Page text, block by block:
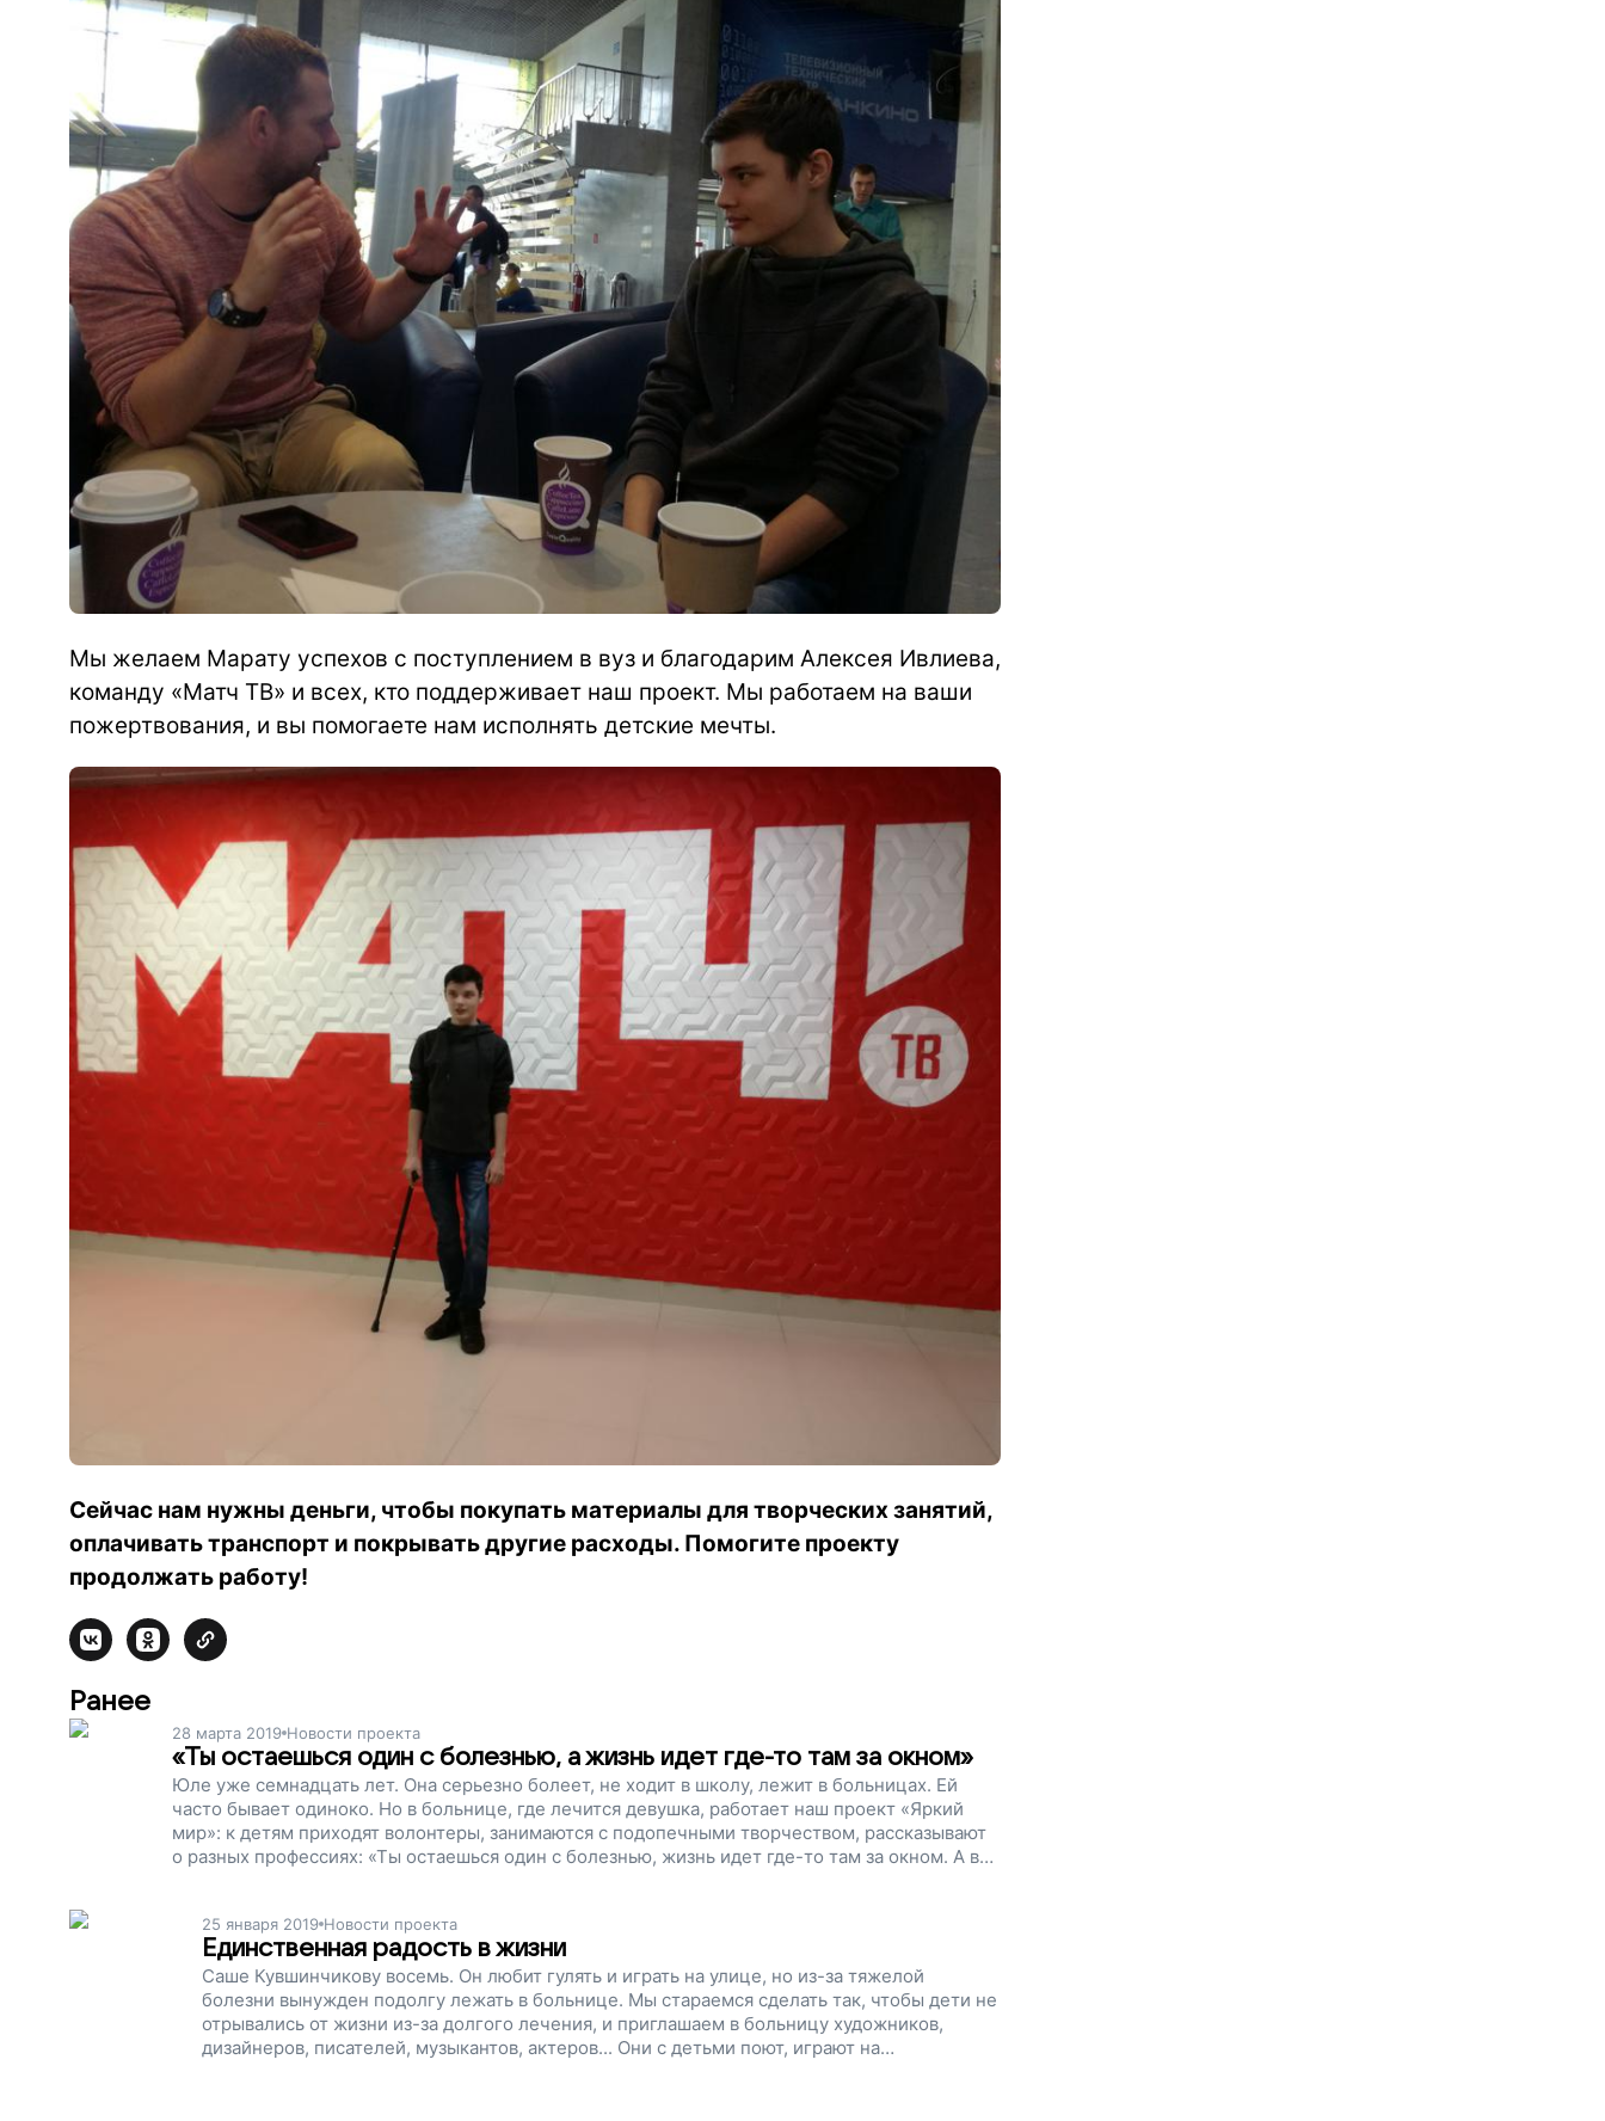
Мы желаем Марату успехов с поступлением в вуз и благодарим Алексея Ивлиева,
команду «Матч ТВ» и всех, кто поддерживает наш проект. Мы работаем на ваши
пожертвования, и вы помогаете нам исполнять детские мечты.
Сейчас нам нужны деньги, чтобы покупать материалы для творческих занятий,
оплачивать транспорт и покрывать другие расходы. Помогите проекту
продолжать работу!
Ранее
28 марта 2019 Новости проекта
«Ты остаешься один с болезнью, а жизнь идет где-то там за окном»
Юле уже семнадцать лет. Она серьезно болеет, не ходит в школу, лежит в больницах. Ей
часто бывает одиноко. Но в больнице, где лечится девушка, работает наш проект «Яркий
мир»: к детям приходят волонтеры, занимаются с подопечными творчеством, рассказывают
о разных профессиях: «Ты остаешься один с болезнью, жизнь идет где-то там за окном. А в
нужно закупить расходные материалы, подготовить серию мастер-классов. Помогите детям
не тосковать в больнице, поддержите наш проект!
25 января 2019 Новости проекта
Единственная радость в жизни
Саше Кувшинчикову восемь. Он любит гулять и играть на улице, но из-за тяжелой
болезни вынужден подолгу лежать в больнице. Мы стараемся сделать так, чтобы дети не
отрывались от жизни из-за долгого лечения, и приглашаем в больницу художников,
дизайнеров, писателей, музыкантов, актеров... Они с детьми поют, играют на